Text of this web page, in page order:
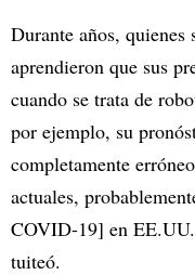
Durante años,
aprendieron que sus
cuando se trata de
por ejemplo, su
completamente
actuales,
COVID-19] en
tuiteó.